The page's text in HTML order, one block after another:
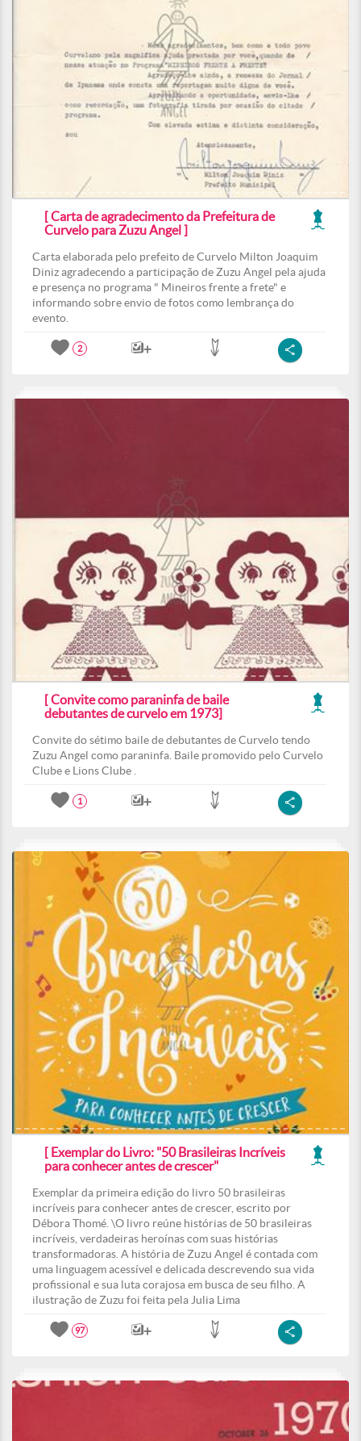
[ Carta de agradecimento da Prefeitura de
Curvelo para Zuzu Angel ]
Carta elaborada pelo prefeito de Curvelo Milton Joaquim
Diniz agradecendo a participação de Zuzu Angel pela ajuda
e presença no programa " Mineiros frente a frete" e
informando sobre envio de fotos como lembrança do
evento.
2
[ Convite como paraninfa de baile
debutantes de curvelo em 1973]
Convite do sétimo baile de debutantes de Curvelo tendo
Zuzu Angel como paraninfa. Baile promovido pelo Curvelo
Clube e Lions Clube .
1
[ Exemplar do Livro: "50 Brasileiras Incríveis
para conhecer antes de crescer"
Exemplar da primeira edição do livro 50 brasileiras
incríveis para conhecer antes de crescer, escrito por
Débora Thomé. \O livro reúne histórias de 50 brasileiras
incríveis, verdadeiras heroínas com suas histórias
transformadoras. A história de Zuzu Angel é contada com
uma linguagem acessível e delicada descrevendo sua vida
profissional e sua luta corajosa em busca de seu filho. A
ilustração de Zuzu foi feita pela Julia Lima
97